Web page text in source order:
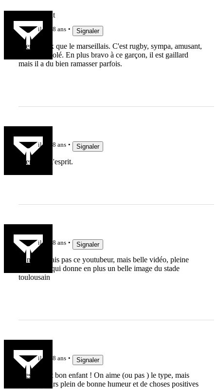
Droitdevant
il y a 8 ans Signaler
Bien mieux que le marseillais. C'est rugby, sympa, amusant,
j'ai bien rigolé. En plus bravo à ce garçon, il est gaillard
mais il a du bien ramasser parfois.
il y a 8 ans Signaler
Bien dans l'esprit.
il y a 8 ans Signaler
Je ne connais pas ce youtubeur, mais belle vidéo, pleine
d'humour, qui donne en plus un belle image du stade
toulousain
il y a 8 ans Signaler
C'est plutôt bon enfant ! On aime (ou pas ) le type, mais
c'est toujours plein de bonne humeur et de choses positives